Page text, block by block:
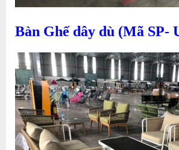
Bàn Ghế dây dù (Mã SP-